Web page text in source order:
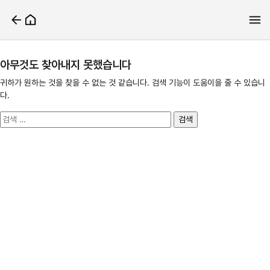
아무것도 찾아내지 못했습니다
귀하가 원하는 것을 찾을 수 없는 것 같습니다. 검색 기능이 도움이을 줄 수 있습니
다.
검
색: